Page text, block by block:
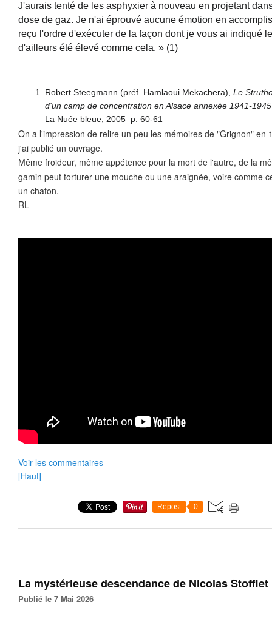
J'aurais tenté de les asphyxier à nouveau en projetant
dose de gaz. Je n'ai éprouvé aucune émotion en
reçu l'ordre d'exécuter de la façon dont je vous ai indiqué
d'ailleurs été élevé comme cela. » (1)
Robert Steegmann (préf. Hamlaoui Mekachera), Le
d'un camp de concentration en Alsace annexée 1941-1945
La Nuée bleue, 2005 p. 60-61
On a l'impression de relire un peu les mémoires de "Grignon" en
j'ai publié un ouvrage.
Même froideur, même appétence pour la mort de l'autre, de la
gamin peut torturer une mouche ou une araignée, voire comme
un chaton.
RL
Voir les commentaires
[Haut]
Repost 0
La mystérieuse descendance de Nicolas Stofflet
Publié le 7 Mai 2026